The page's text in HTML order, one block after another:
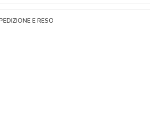
E RESO